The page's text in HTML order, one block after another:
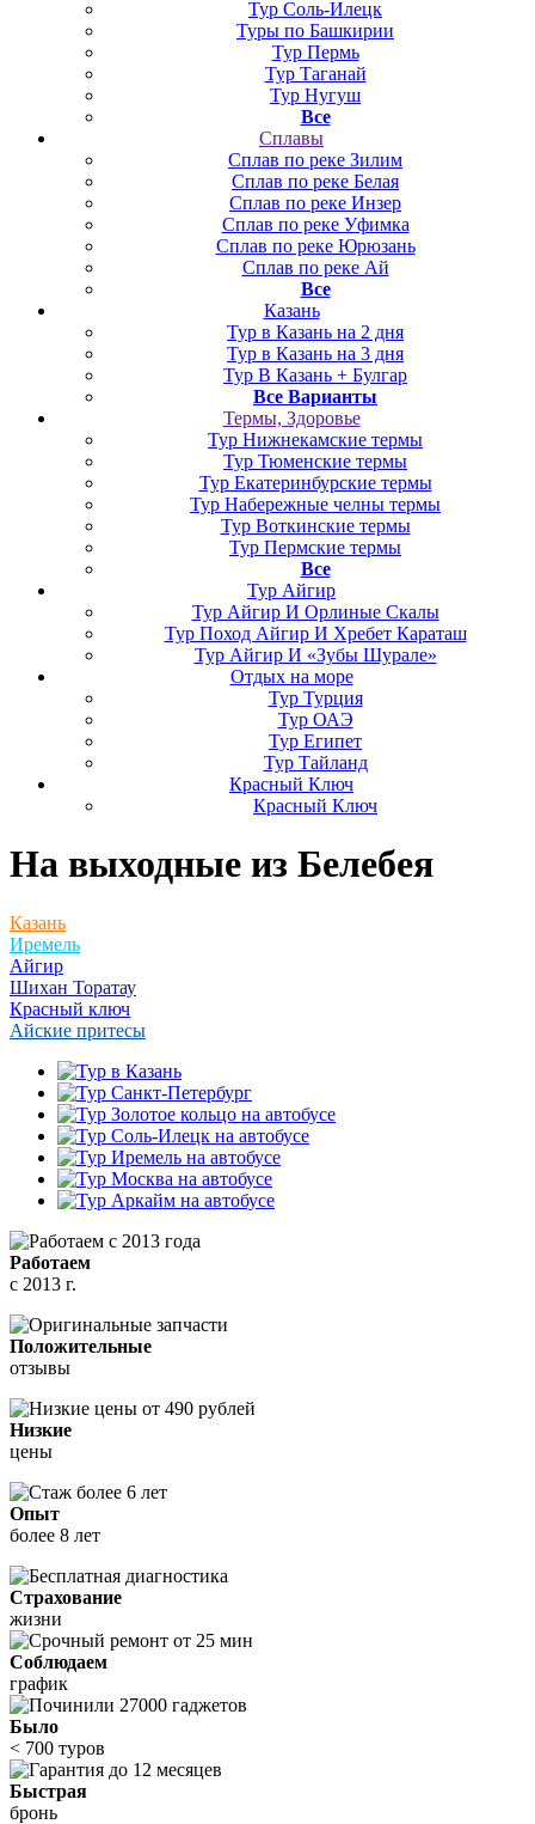
Тур Соль-Илецк
Туры по Башкирии
Тур Пермь
Тур Таганай
Тур Нугуш
Все
Сплавы
Сплав по реке Зилим
Сплав по реке Белая
Сплав по реке Инзер
Сплав по реке Уфимка
Сплав по реке Юрюзань
Сплав по реке Ай
Все
Казань
Тур в Казань на 2 дня
Тур в Казань на 3 дня
Тур В Казань + Булгар
Все Варианты
Термы, Здоровье
Тур Нижнекамские термы
Тур Тюменские термы
Тур Екатеринбурские термы
Тур Набережные челны термы
Тур Воткинские термы
Тур Пермские термы
Все
Тур Айгир
Тур Айгир И Орлиные Скалы
Тур Поход Айгир И Хребет Караташ
Тур Айгир И «Зубы Шурале»
Отдых на море
Тур Турция
Тур ОАЭ
Тур Египет
Тур Тайланд
Красный Ключ
Красный Ключ
На выходные из Белебея
Казань
Иремель
Айгир
Шихан Торатау
Красный ключ
Айские притесы
Работаем
с 2013 г.
Положительные
отзывы
Низкие
цены
Опыт
более 8 лет
Страхование
жизни
Соблюдаем
график
Было
< 700 туров
Быстрая
бронь